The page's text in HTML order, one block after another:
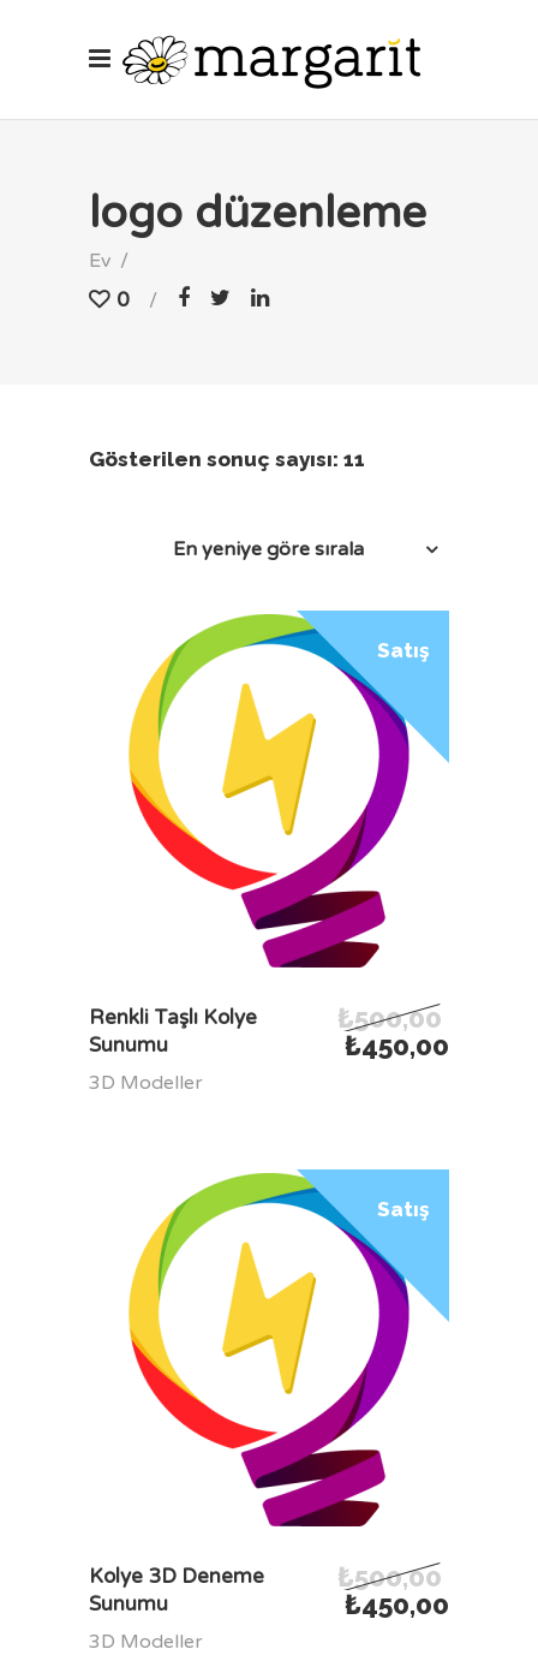
logo düzenleme
Ev /
0
Gösterilen sonuç sayısı: 11
En yeniye göre sırala
Satış
SEPETE EKLE
Renkli Taşlı Kolye
Sunumu
₺500,00
₺450,00
3D Modeller
Satış
SEPETE EKLE
Kolye 3D Deneme
Sunumu
₺500,00
₺450,00
3D Modeller